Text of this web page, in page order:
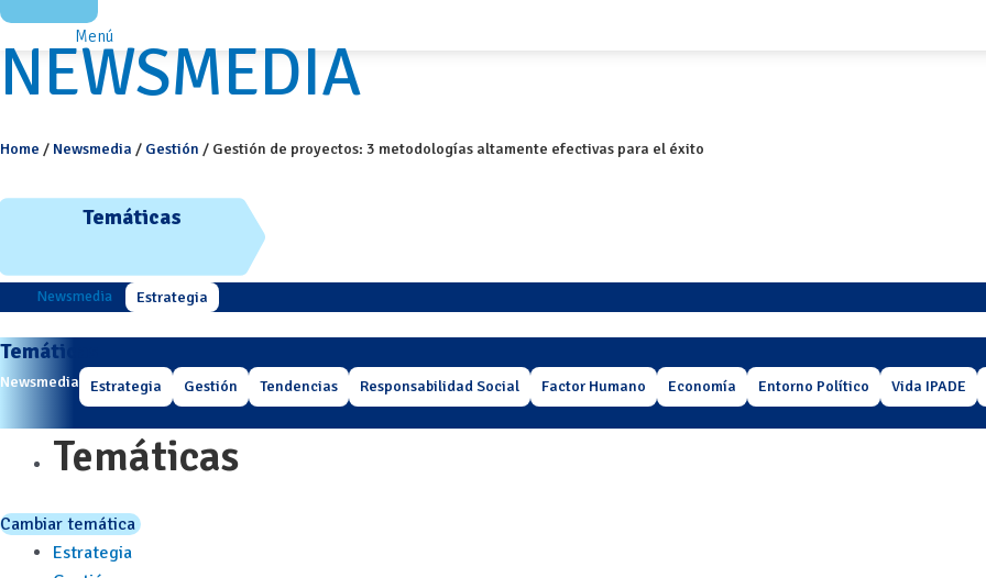
Menú
NEWSMEDIA
Home / Newsmedia / Gestión / Gestión de proyectos: 3 metodologías altamente efectivas para el éxito
Temáticas
Newsmedia Estrategia
Temáticas
Newsmedia Estrategia Gestión Tendencias Responsabilidad Social Factor Humano Economía Entorno Político Vida IPADE
Temáticas
Cambiar temática
Estrategia